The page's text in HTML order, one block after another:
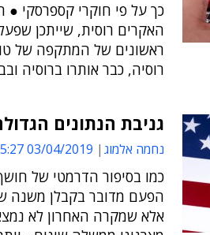
כך על פי חוקרי קספרסקי
האקרים רוסית, שייתכן
ראשונים של המתקפה של
רוסיה, כבר אותרו ברוסיה
גניבת הנתונים
נחמה אלמוג 03/04/2019 15:27
כמו בסיפור הדרמטי של
אלא שמקרה האחרון לא